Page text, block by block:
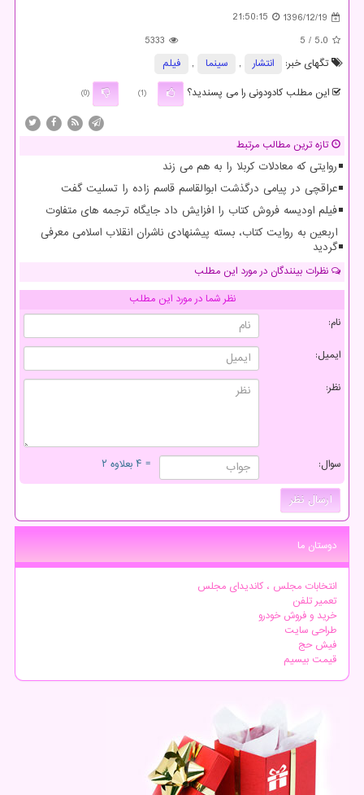
1396/12/19
21:50:15
5.0
/ 5
5333
تگهای خبر:
انتشار , سینما ,
فیلم
این مطلب کادودونی را می پسندید؟
(1)
(0)
تازه ترین مطالب مرتبط
روایتی که معادلات کربلا را به هم می زند
عراقچی در پیامی درگذشت ابوالقاسم قاسم زاده را تسلیت گفت
فیلم اودیسه فروش کتاب را افزایش داد جایگاه ترجمه های متفاوت
اربعین به روایت کتاب، بسته پیشنهادی ناشران انقلاب اسلامی معرفی
گردید
نظرات بینندگان در مورد این مطلب
نظر شما در مورد این مطلب
نام:
ایمیل:
نظر:
سوال: = ۴ بعلاوه ۲
دوستان ما
انتخابات مجلس ، کاندیدای مجلس
تعمیر تلفن
خرید و فروش خودرو
طراحی سایت
فیش حج
قیمت بیسیم